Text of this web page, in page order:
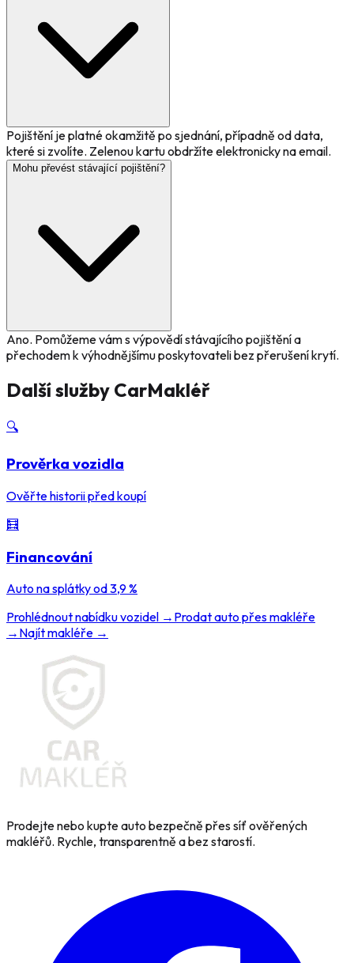
Pojištění je platné okamžitě po sjednání, případně od data,
které si zvolíte. Zelenou kartu obdržíte elektronicky na email.
Mohu převést stávající pojištění?
Ano. Pomůžeme vám s výpovědí stávajícího pojištění a
přechodem k výhodnějšímu poskytovateli bez přerušení krytí.
Další služby CarMakléř
🔍
Prověrka vozidla
Ověřte historii před koupí
🧮
Financování
Auto na splátky od 3,9 %
Prohlédnout nabídku vozidel → Prodat auto přes makléře
→ Najít makléře →
Prodejte nebo kupte auto bezpečně přes síť ověřených
makléřů. Rychle, transparentně a bez starostí.